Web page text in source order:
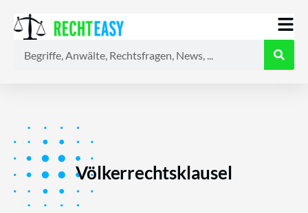
Völkerrechtsklausel